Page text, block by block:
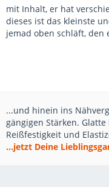
mit Inhalt, er hat
dieses ist das kleinste
jemad oben schläft,
...und hinein ins
gängigen Stärken.
Reißfestigkeit und
...jetzt Deine